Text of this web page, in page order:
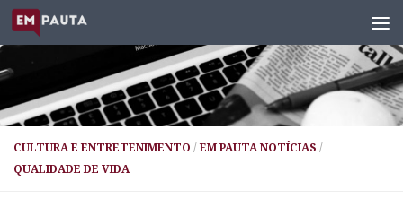
Skip to content
CULTURA E ENTRETENIMENTO / EM PAUTA NOTÍCIAS /
QUALIDADE DE VIDA